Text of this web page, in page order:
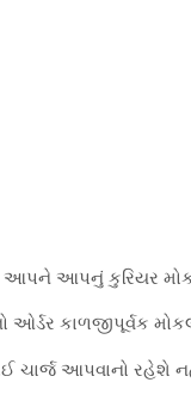
આપને આપનું કુરિયર
કાળજીપૂર્વક
ચાર્જ આપવાનો રહેશે